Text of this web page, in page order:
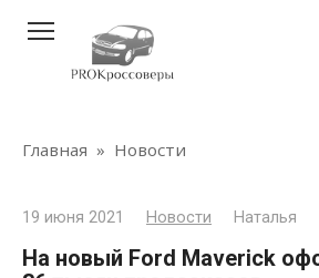
контенту
Главная » Новости
19 июня 2021 Новости Наталья
На новый Ford Maverick